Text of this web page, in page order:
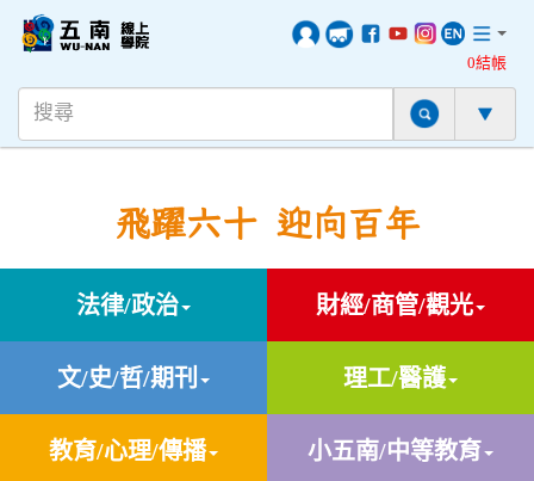
0結帳
飛躍六十 迎向百年
法律/政治 財經/商管/觀光
文/史/哲/期刊 理工/醫護
教育/心理/傳播 小五南/中等教育